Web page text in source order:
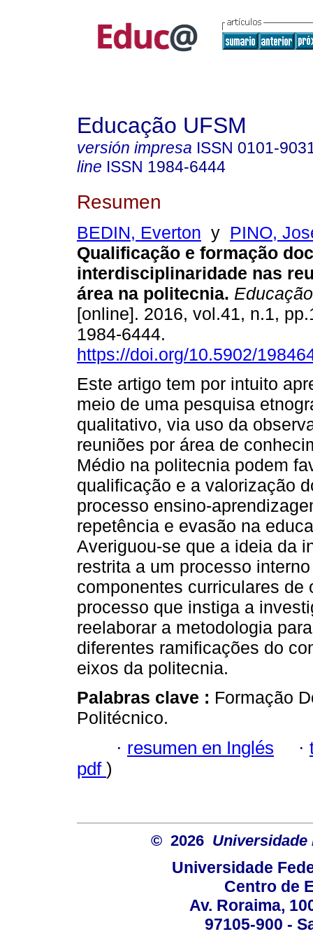
Educação UFSM
versión impresa ISSN 0101-
line ISSN 1984-6444
Resumen
BEDIN, Everton y PINO,
Qualificação e formação
interdisciplinaridade nas
área na politecnia.
[online]. 2016, vol.41, n.1,
1984-6444.
https://doi.org/10.5902/
Este artigo tem por intuito
meio de uma pesquisa
qualitativo, via uso da
reuniões por área de
Médio na politecnia podem
qualificação e a valorização
processo ensino-
repetência e evasão na
Averiguou-se que a ideia da
restrita a um processo
componentes curriculares
processo que instiga a
reelaborar a metodologia
diferentes ramificações do
eixos da politecnia.
Palabras clave : Formação
Politécnico.
· resumen en Inglés ·
pdf )
© 2026 Universidade
Universidade
Centro de
Av. Roraima,
97105-900 -